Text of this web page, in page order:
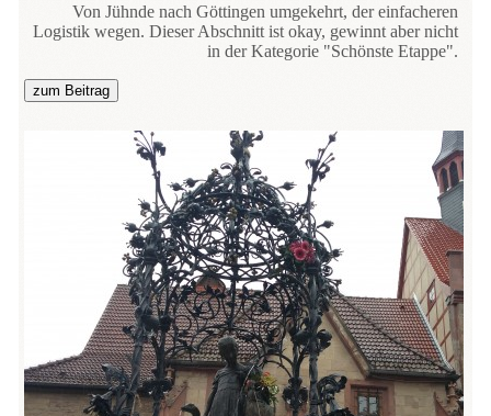
Von Jühnde nach Göttingen umgekehrt, der einfacheren
Logistik wegen. Dieser Abschnitt ist okay, gewinnt aber nicht
in der Kategorie "Schönste Etappe".
zum Beitrag